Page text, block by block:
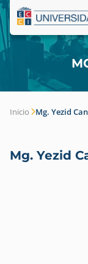
Inicio Mg. Yezid
Mg. Yezid